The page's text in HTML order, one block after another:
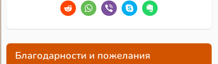
Благодарности и пожелания